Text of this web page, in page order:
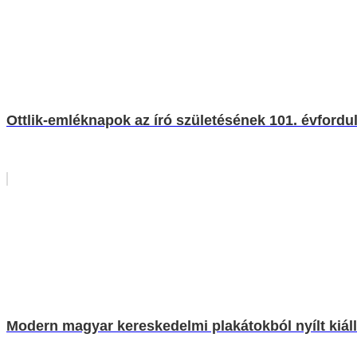
Ottlik-emléknapok az író születésének 101.
Modern magyar kereskedelmi plakátokból nyílt